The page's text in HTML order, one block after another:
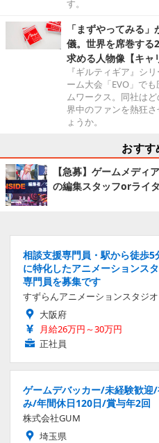
す。
「まずやってみる
儀。世界を席巻する
求める人物像【キャ
『ギルティギア』シ
ーム大会「EVO」で
ムワークス。同社は
界中のファンを熱狂
ょうか。
おすす
【急募】ゲームメディ
の編集スタッフorライ
相談支援専門員・駅から徒歩
に特化したアニメーションス
専門員を募集です
すずらんアニメーションスタジオ
大阪府
月給26万円～30万円
正社員
ゲームデバッカー/未経験歓
み/年間休日120日/賞与年2回
株式会社GUM
埼玉県